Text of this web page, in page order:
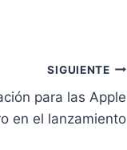
SIGUIENTE
para las Apple
en el lanzamiento